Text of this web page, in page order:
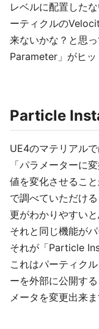
レベルに配置した
ーティクルの
来ないかな？と思
Parameter」がヒッ
Particle
UE4のマテリアル
「パラメーターに
値を変化させるこ
で調べていただけ
更がわかりやすいと
それと同じ機能が
それが「Particle
これはパーティク
ーを外部に公開す
メータを変更出来